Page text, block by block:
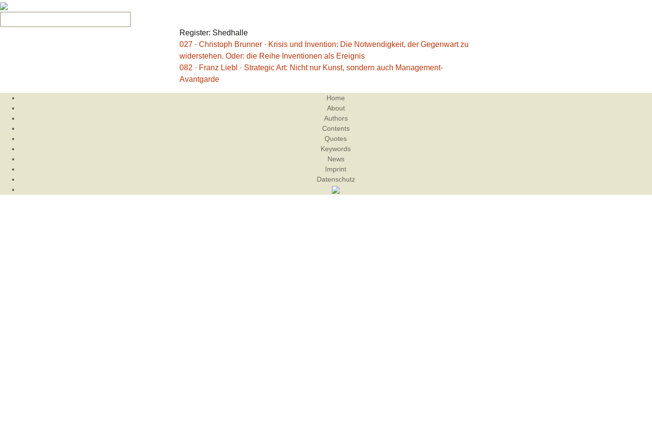
Register: Shedhalle
027 · Christoph Brunner · Krisis und Invention: Die Notwendigkeit, der Gegenwart zu
widerstehen. Oder: die Reihe Inventionen als Ereignis
082 · Franz Liebl · Strategic Art: Nicht nur Kunst, sondern auch Management-
Avantgarde
Home
About
Authors
Contents
Quotes
Keywords
News
Imprint
Datenschutz